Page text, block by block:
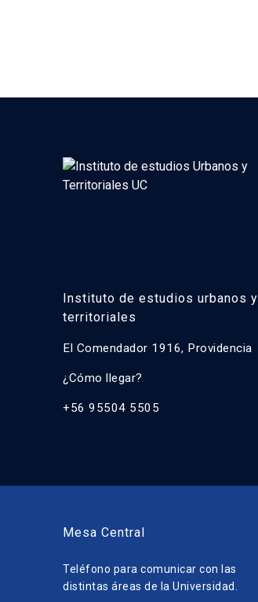
Instituto de estudios urbanos y
territoriales
El Comendador 1916, Providencia
¿Cómo llegar?
+56 95504 5505
Mesa Central
Teléfono para comunicar con las
distintas áreas de la Universidad.